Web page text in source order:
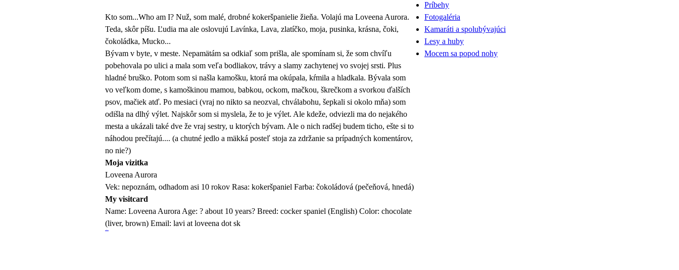
Kto som...Who am I? Nuž, som malé, drobné kokeršpanielie žieňa. Volajú ma Loveena Aurora.
Teda, skôr píšu. Ľudia ma ale oslovujú Laví­nka, Lava, zlatíčko, moja, pusinka, krásna, čoki,
čokoládka, Mucko...
Bývam v byte, v meste. Nepamätám sa odkiaľ som prišla, ale spomí­nam si, že som chvíľu
pobehovala po ulici a mala som veľa bodliakov, trávy a slamy zachytenej vo svojej srsti. Plus
hladné bruško. Potom som si našla kamošku, ktorá ma okúpala, kŕmila a hladkala. Bývala som
vo veľkom dome, s kamoškinou mamou, babkou, ockom, mačkou, škrečkom a svorkou ďalší­ch
psov, mačiek atď. Po mesiaci (vraj no nikto sa neozval, chválabohu, šepkali si okolo mňa) som
odišla na dlhý výlet. Najskôr som si myslela, že to je výlet. Ale kdeže, odviezli ma do nejakého
mesta a ukázali také dve že vraj sestry, u ktorých bývam. Ale o nich radšej budem ticho, ešte si to
náhodou prečí­tajú.... (a chutné jedlo a mäkká posteľ stoja za zdržanie sa prípadných komentárov,
no nie?)
Moja vizitka
Loveena Aurora
Vek: nepoznám, odhadom asi 10 rokov Rasa: kokeršpaniel Farba: čokoládová (pečeňová, hnedá)
My visitcard
Name: Loveena Aurora Age: ? about 10 years? Breed: cocker spaniel (English) Color: chocolate
(liver, brown) Email: lavi at loveena dot sk
Príbehy
Fotogaléria
Kamaráti a spolubývajúci
Lesy a huby
Mocem sa popod nohy